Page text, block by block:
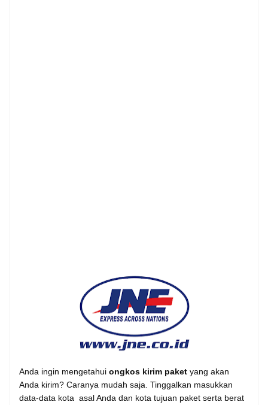
Anda ingin mengetahui ongkos kirim paket yang akan
Anda kirim? Caranya mudah saja. Tinggalkan masukkan
data-data kota asal Anda dan kota tujuan paket serta berat